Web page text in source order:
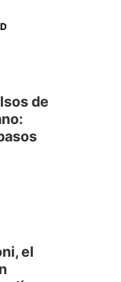
de
el